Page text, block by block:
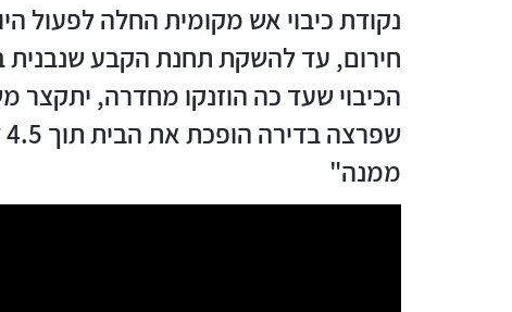
נקודת כיבוי אש מקומית החלה לפעול
חירום, עד להשקת תחנת הקבע שנבנית
הכיבוי שעד כה הוזנקו מחדרה,
ממנה"